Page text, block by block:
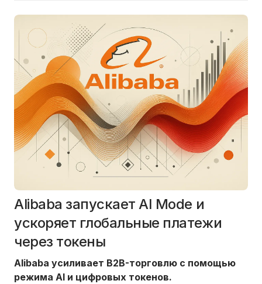
Alibaba запускает AI Mode и
ускоряет глобальные платежи
через токены
Alibaba усиливает B2B-торговлю с помощью
режима AI и цифровых токенов.